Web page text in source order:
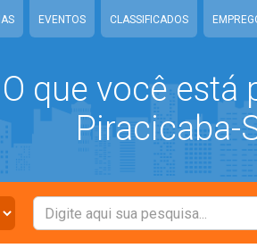
EVENTOS CLASSIFICADOS
O que você está
Piracicaba-